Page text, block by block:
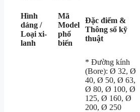
Hình
dáng /
Loại xi-
lanh
Mã
Model
phổ
biến
Đặc điểm &
Thông số kỹ
thuật
* Đường kính
(Bore): Ø 32, Ø
40, Ø 50, Ø 63,
Ø 80, Ø 100, Ø
125, Ø 160, Ø
200, Ø 250